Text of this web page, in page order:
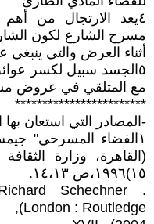
٤يعد الارتجال من
مسرح الشارع لكون
أثناء العرض والتي
٥الجسد سبيل لكسر
مع المتلقي في عروض
************************
-المصادر التي استعان بها
١الفضاء المسرحي"
(القاهرة، وزارة
١٥)١٩٩٦،ص ١٤،١٣.
(London : Routledge,